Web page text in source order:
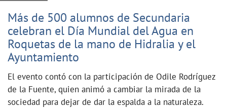
Más de 500 alumnos de Secundaria
celebran el Día Mundial del Agua en
Roquetas de la mano de Hidralia y el
Ayuntamiento
El evento contó con la participación de Odile Rodríguez
de la Fuente, quien animó a cambiar la mirada de la
sociedad para dejar de dar la espalda a la naturaleza.